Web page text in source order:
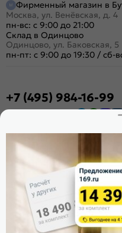
Фирменный магазин в
Москва, ул. Венёвская, д. 4
пн-вс: с 9:00 до 21:00
Склад в Одинцово
Одинцово, ул. Баковская, 5
пн-пт: с 9:00 до 19:30 / сб-
+7 (495) 984-16-99
Стать дилером
Расскажите о нас
Поделиться
Оцените магазин